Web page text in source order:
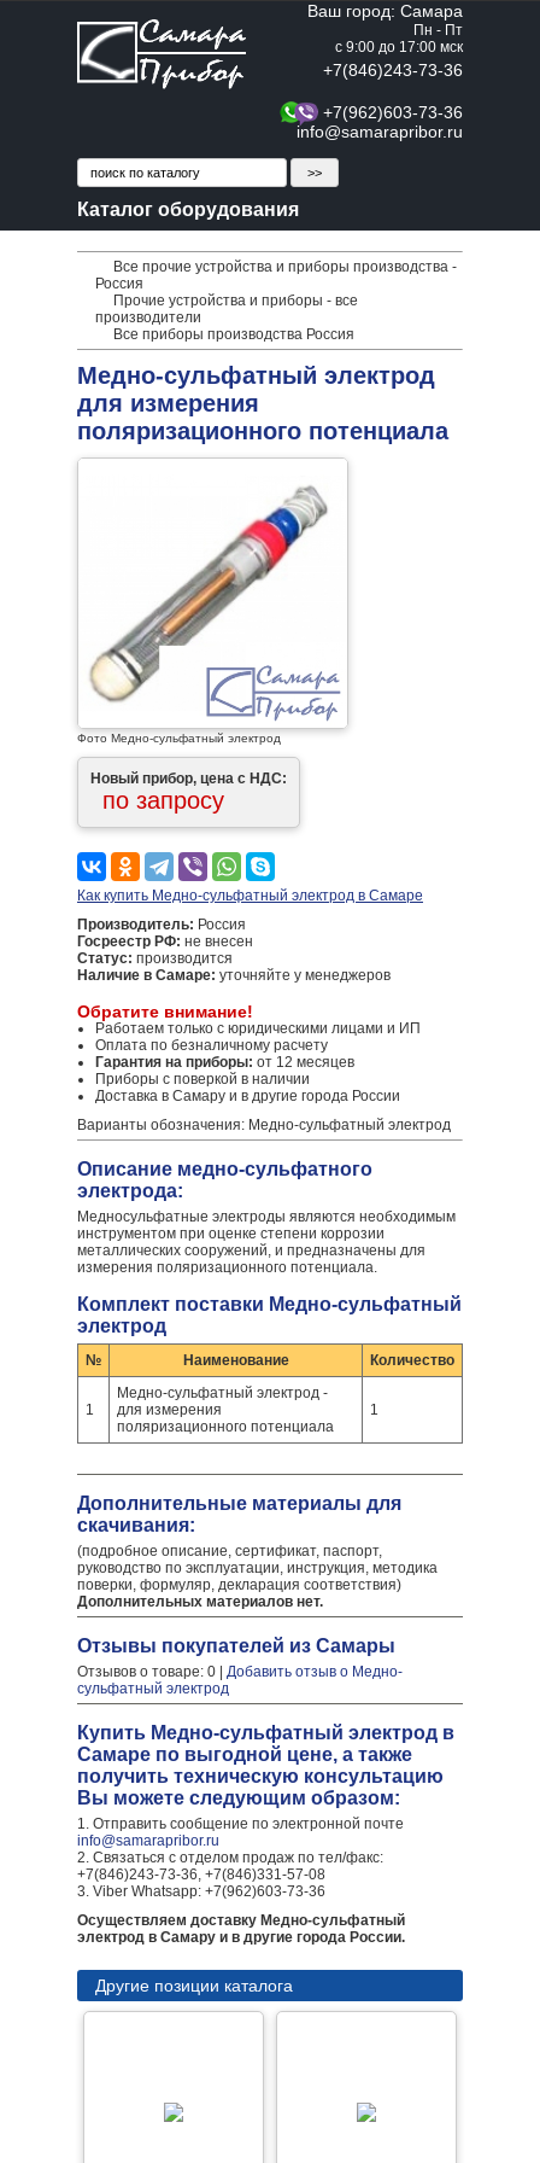
Ваш город: Самара
Пн - Пт
с 9:00 до 17:00 мск
+7(846)243-73-36
+7(962)603-73-36
info@samarapribor.ru
Каталог оборудования
Все прочие устройства и приборы производства -
Россия
Прочие устройства и приборы - все
производители
Все приборы производства Россия
Медно-сульфатный электрод
для измерения
поляризационного потенциала
Фото Медно-сульфатный электрод
Новый прибор, цена с НДС:
по запросу
Как купить Медно-сульфатный электрод в Самаре
Производитель: Россия
Госреестр РФ: не внесен
Статус: производится
Наличие в Самаре: уточняйте у менеджеров
Обратите внимание!
Работаем только с юридическими лицами и ИП
Оплата по безналичному расчету
Гарантия на приборы: от 12 месяцев
Приборы с поверкой в наличии
Доставка в Самару и в другие города России
Варианты обозначения: Медно-сульфатный электрод
Описание медно-сульфатного
электрода:
Медносульфатные электроды являются необходимым
инструментом при оценке степени коррозии
металлических сооружений, и предназначены для
измерения поляризационного потенциала.
Комплект поставки Медно-сульфатный
электрод
№ Наименование Количество
1
Медно-сульфатный электрод -
для измерения
поляризационного потенциала
1
Дополнительные материалы для
скачивания:
(подробное описание, сертификат, паспорт,
руководство по эксплуатации, инструкция, методика
поверки, формуляр, декларация соответствия)
Дополнительных материалов нет.
Отзывы покупателей из Самары
Отзывов о товаре: 0 | Добавить отзыв о Медно-
сульфатный электрод
Купить Медно-сульфатный электрод в
Самаре по выгодной цене, а также
получить техническую консультацию
Вы можете следующим образом:
1. Отправить сообщение по электронной почте
info@samarapribor.ru
2. Связаться с отделом продаж по тел/факс:
+7(846)243-73-36, +7(846)331-57-08
3. Viber Whatsapp: +7(962)603-73-36
Осуществляем доставку Медно-сульфатный
электрод в Самару и в другие города России.
Другие позиции каталога